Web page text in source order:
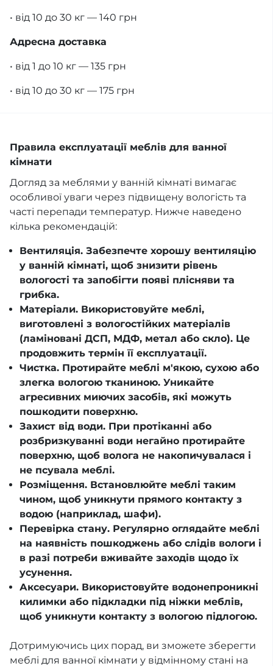
• від 10 до 30 кг — 140 грн
Адресна доставка
• від 1 до 10 кг — 135 грн
• від 10 до 30 кг — 175 грн
Правила експлуатації меблів для ванної
кімнати
Догляд за меблями у ванній кімнаті вимагає
особливої уваги через підвищену вологість та
часті перепади температур. Нижче наведено
кілька рекомендацій:
Вентиляція. Забезпечте хорошу вентиляцію
у ванній кімнаті, щоб знизити рівень
вологості та запобігти появі плісняви та
грибка.
Матеріали. Використовуйте меблі,
виготовлені з вологостійких матеріалів
(ламіновані ДСП, МДФ, метал або скло). Це
продовжить термін її експлуатації.
Чистка. Протирайте меблі м'якою, сухою або
злегка вологою тканиною. Уникайте
агресивних миючих засобів, які можуть
пошкодити поверхню.
Захист від води. При протіканні або
розбризкуванні води негайно протирайте
поверхню, щоб волога не накопичувалася і
не псувала меблі.
Розміщення. Встановлюйте меблі таким
чином, щоб уникнути прямого контакту з
водою (наприклад, шафи).
Перевірка стану. Регулярно оглядайте меблі
на наявність пошкоджень або слідів вологи і
в разі потреби вживайте заходів щодо їх
усунення.
Аксесуари. Використовуйте водонепроникні
килимки або підкладки під ніжки меблів,
щоб уникнути контакту з вологою підлогою.
Дотримуючись цих порад, ви зможете зберегти
меблі для ванної кімнати у відмінному стані на